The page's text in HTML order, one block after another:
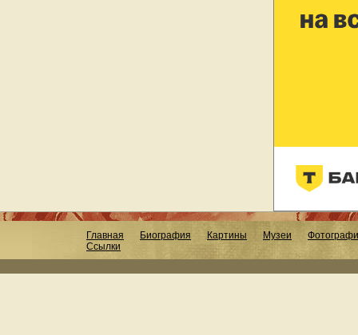
Главная Биография Картины Музеи
Ссылки